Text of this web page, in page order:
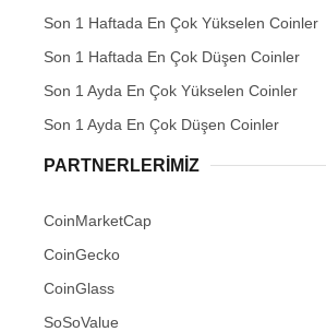
Son 1 Haftada En Çok Yükselen Coinler
Son 1 Haftada En Çok Düşen Coinler
Son 1 Ayda En Çok Yükselen Coinler
Son 1 Ayda En Çok Düşen Coinler
PARTNERLERIMIZ
CoinMarketCap
CoinGecko
CoinGlass
SoSoValue